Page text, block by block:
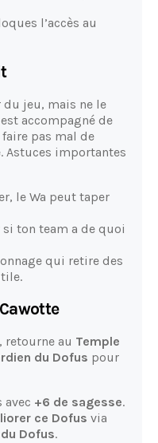
l’accès au
du jeu, mais ne le
accompagné de
pas mal de
Astuces importantes
le Wa peut taper
si ton team a de quoi
qui retire des
retourne au Temple
du Dofus pour
avec +6 de sagesse.
ce Dofus via
Dofus.